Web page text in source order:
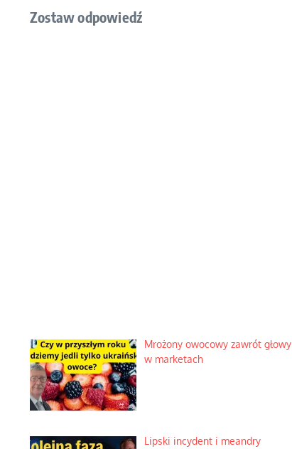
Zostaw odpowiedź
Mrożony owocowy zawrót głowy
w marketach
Lipski incydent i meandry